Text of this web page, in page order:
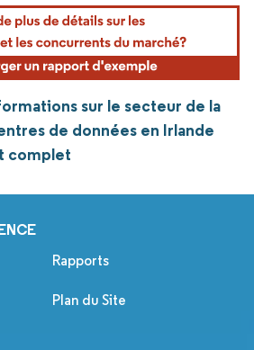
sur le secteur de la
de données en Irlande
complet
Rapports
Plan du Site